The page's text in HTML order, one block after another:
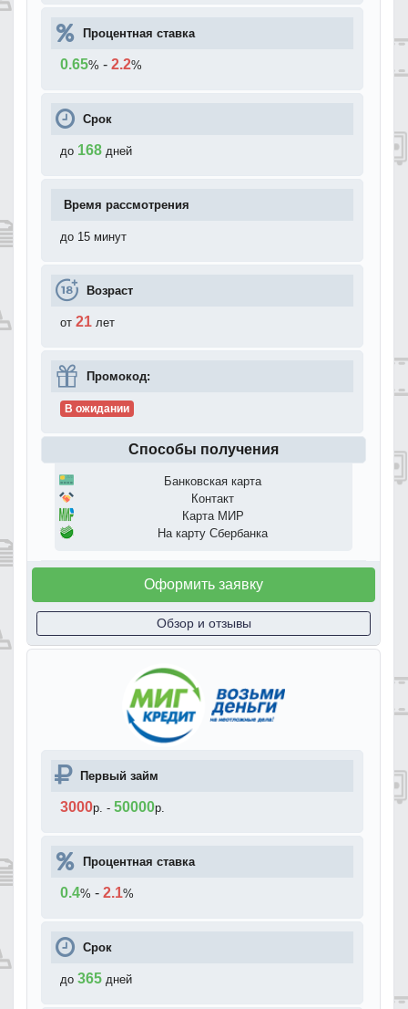
Процентная ставка
0.65% - 2.2%
Срок
до 168 дней
Время рассмотрения
до 15 минут
Возраст
от 21 лет
Промокод:
В ожидании
Способы получения
Банковская карта
Контакт
Карта МИР
На карту Сбербанка
Оформить заявку
Обзор и отзывы
Первый займ
3000р. - 50000р.
Процентная ставка
0.4% - 2.1%
Срок
до 365 дней